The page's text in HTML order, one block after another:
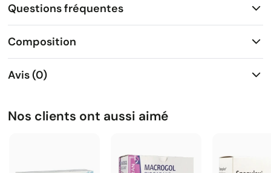
Questions fréquentes
Composition
Avis (0)
Nos clients ont aussi aimé